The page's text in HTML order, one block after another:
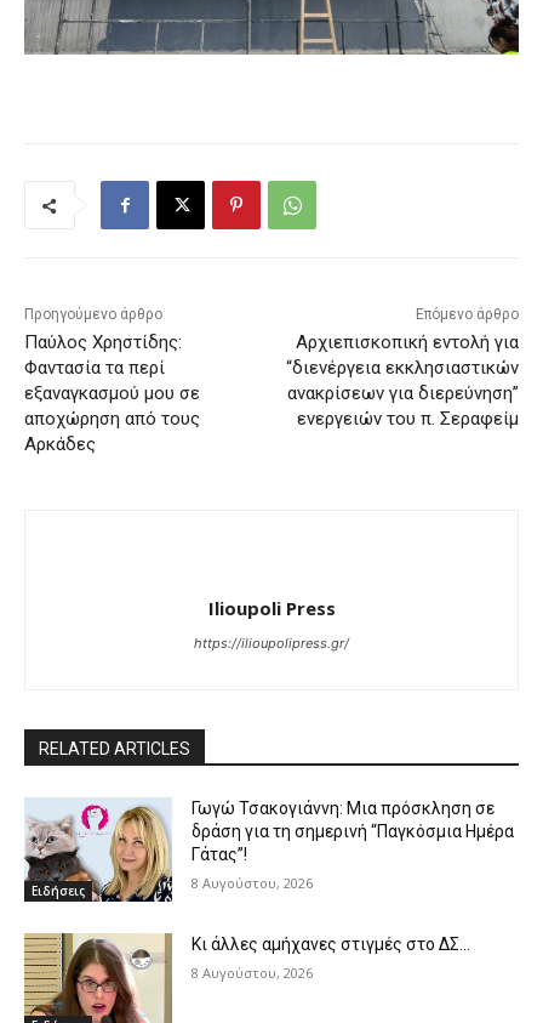
Προηγούμενο άρθρο
Παύλος Χρηστίδης:
Φαντασία τα περί
εξαναγκασμού μου σε
αποχώρηση από τους
Αρκάδες
Επόμενο άρθρο
Αρχιεπισκοπική εντολή για
“διενέργεια εκκλησιαστικών
ανακρίσεων για διερεύνηση”
ενεργειών του π. Σεραφείμ
Ilioupoli Press
https://ilioupolipress.gr/
RELATED ARTICLES
Ειδήσεις
Γωγώ Τσακογιάννη: Μια πρόσκληση σε
δράση για τη σημερινή “Παγκόσμια Ημέρα
Γάτας”!
8 Αυγούστου, 2026
Κι άλλες αμήχανες στιγμές στο ΔΣ…
8 Αυγούστου, 2026